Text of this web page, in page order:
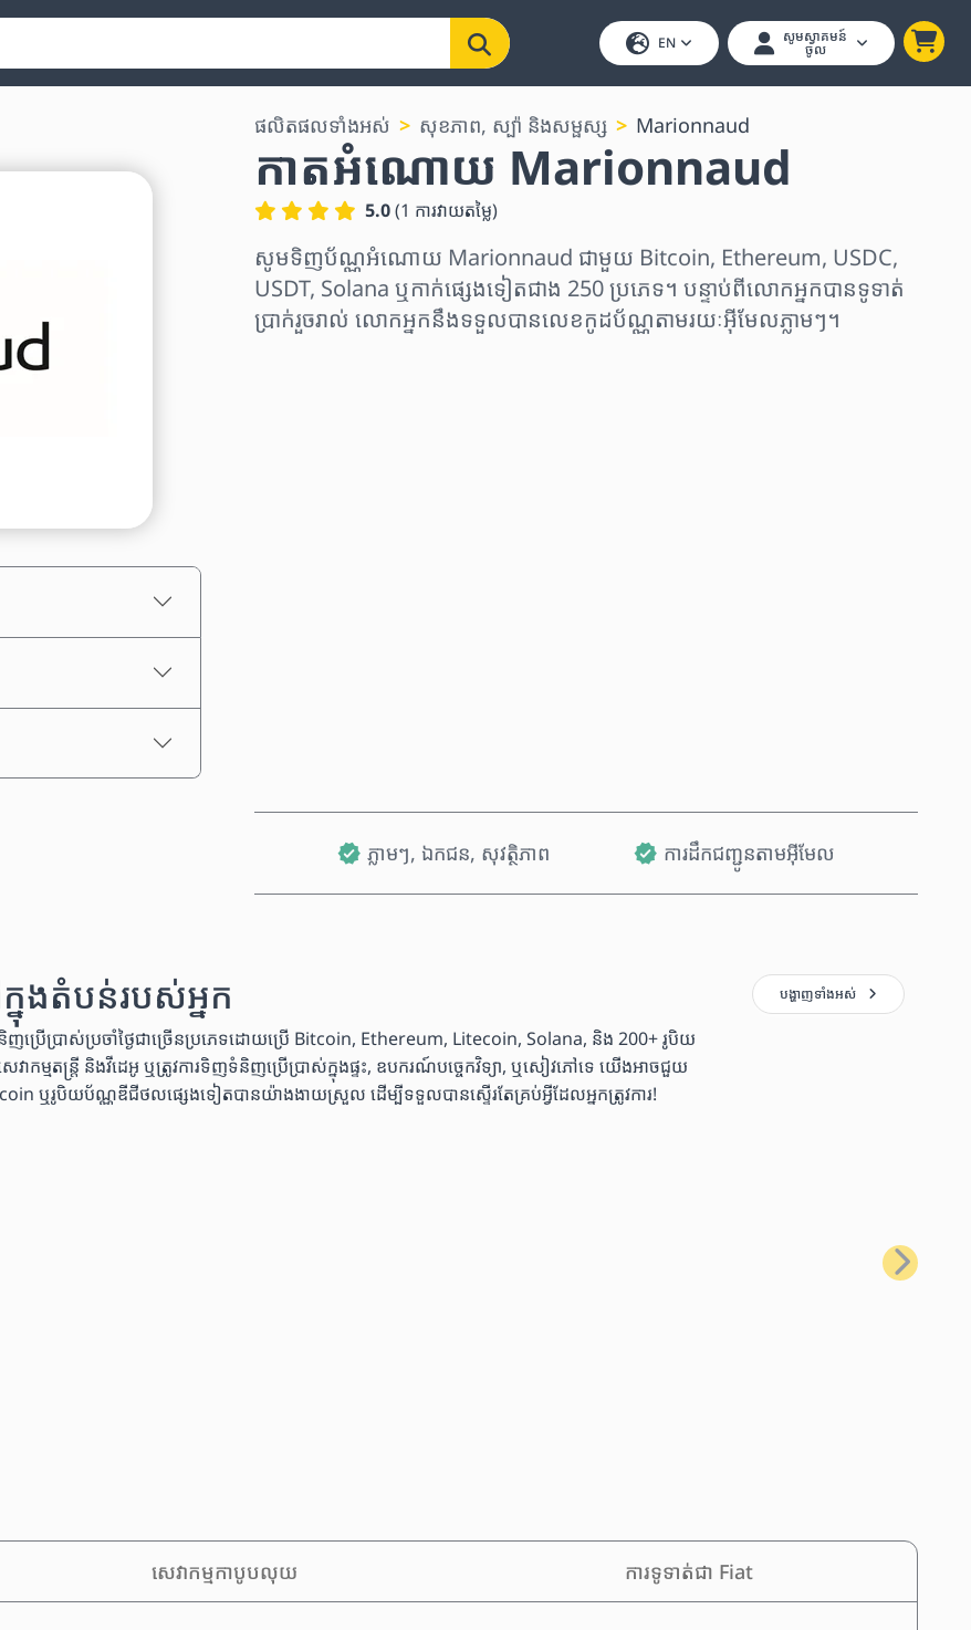
EN សូមស្វាគមន៍
ចូល
ផលិតផលទាំងអស់ សុខភាព, ស្ប៉ា និងសម្ផស្ស Marionnaud
កាតអំណោយ Marionnaud
5.0(1 ការវាយតម្លៃ)
សូមទិញប័ណ្ណអំណោយ Marionnaud ជាមួយ Bitcoin, Ethereum, USDC,
USDT, Solana ឬកាក់ផ្សេងទៀតជាង 250 ប្រភេទ។ បន្ទាប់ពីលោកអ្នកបានទូទាត់
ប្រាក់រួចរាល់ លោកអ្នកនឹងទទួលបានលេខកូដប័ណ្ណតាមរយៈអ៊ីមែលភ្លាមៗ។
ភ្លាមៗ, ឯកជន, សុវត្ថិភាព ការដឹកជញ្ជូនតាមអ៊ីមែល
តំបន់របស់អ្នក
រាស់ប្រចាំថ្ងៃជាច្រើនប្រភេទដោយប្រើ Bitcoin, Ethereum, Litecoin, Solana, និង 200+ រូបិយ
កម្មតន្ត្រី និងវីដេអូ ឬត្រូវការទិញទំនិញប្រើប្រាស់ក្នុងផ្ទះ, ឧបករណ៍បច្ចេកវិទ្យា, ឬសៀវភៅទេ យើងអាចជួយ
រូបិយប័ណ្ណឌីជីថលផ្សេងទៀតបានយ៉ាងងាយស្រួល ដើម្បីទទួលបានស្ទើរតែគ្រប់អ្វីដែលអ្នកត្រូវការ!
បង្ហាញ​ទាំងអស់
បន្ទាប់
សេវាកម្មកាបូបលុយ ការទូទាត់ជា Fiat